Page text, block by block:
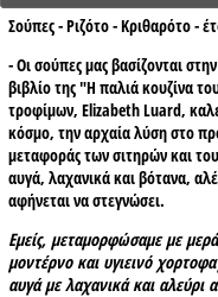
Σούπες - Ριζότο - Κριθαρότο -
- Οι σούπες μας βασίζονται
βιβλίο της "Η παλιά κουζίνα
τροφίμων, Elizabeth Luard,
κόσμο, την αρχαία λύση στο
μεταφοράς των σιτηρών και
αυγά, λαχανικά και βότανα,
αφήνεται να στεγνώσει.
Εμείς, μεταμορφώσαμε με
μοντέρνο και υγιεινό
αυγά με λαχανικά και αλεύρι